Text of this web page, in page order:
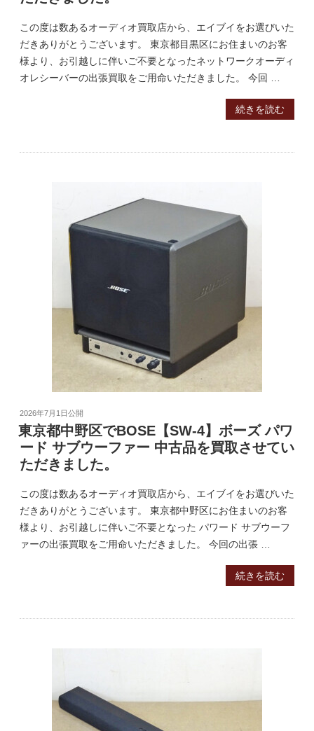
この度は数あるオーディオ買取店から、エイブイをお選びいた
だきありがとうございます。 東京都目黒区にお住まいのお客
様より、お引越しに伴いご不要となったネットワークオーディ
オレシーバーの出張買取をご用命いただきました。 今回 …
続きを読む
2026年7月1日公開
東京都中野区でBOSE【SW-4】ボーズ パワ
ード サブウーファー 中古品を買取させてい
ただきました。
この度は数あるオーディオ買取店から、エイブイをお選びいた
だきありがとうございます。 東京都中野区にお住まいのお客
様より、お引越しに伴いご不要となった パワード サブウーフ
ァーの出張買取をご用命いただきました。 今回の出張 …
続きを読む